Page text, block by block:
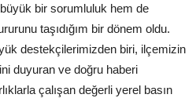
bir sorumluluk hem de
taşıdığım bir dönem oldu.
destekçilerimizden biri, ilçemizin
duyuran ve doğru haberi
çalışan değerli yerel basın